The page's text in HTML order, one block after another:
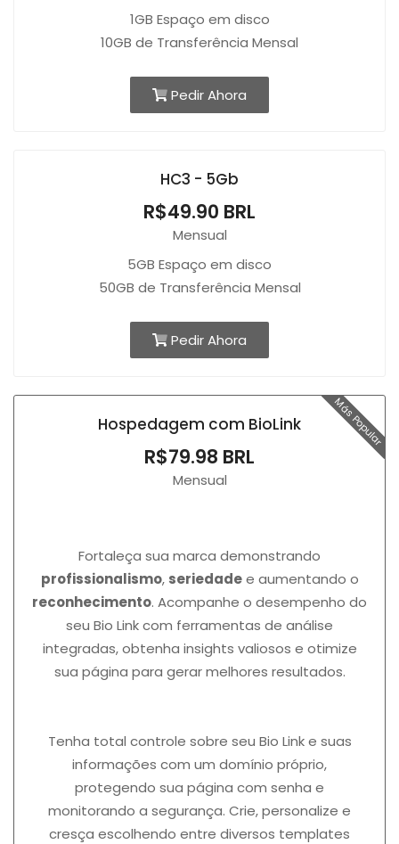
1GB Espaço em disco
10GB de Transferência Mensal
Pedir Ahora
HC3 - 5Gb
R$49.90 BRL
Mensual
5GB Espaço em disco
50GB de Transferência Mensal
Pedir Ahora
Más Popular
Hospedagem com BioLink
R$79.98 BRL
Mensual
Fortaleça sua marca demonstrando
profissionalismo, seriedadee aumentando o
reconhecimento. Acompanhe o desempenho do
seu Bio Link com ferramentas de análise
integradas, obtenha insights valiosos e otimize
sua página para gerar melhores resultados.
Tenha total controle sobre seu Bio Link e suas
informações com um domínio próprio,
protegendo sua página com senha e
monitorando a segurança. Crie, personalize e
cresça escolhendo entre diversos templates